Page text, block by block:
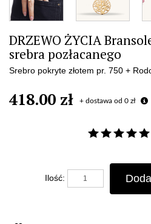
DRZEWO ŻYCIA
srebra pozłacanego
Srebro pokryte złotem pr. 750 +
418.00 zł + dostawa od 0 zł
Ilość: